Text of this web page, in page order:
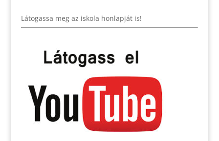
Látogassa meg az iskola honlapját is!